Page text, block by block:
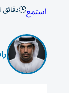
استمع دقائق